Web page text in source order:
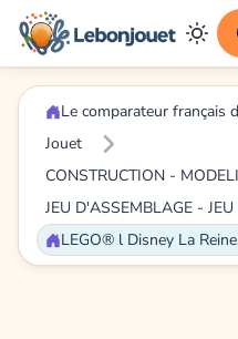
Le comparateur français
Jouet